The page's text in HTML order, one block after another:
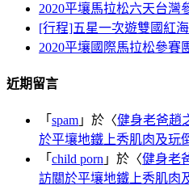
2020平壤馬拉松六天台灣
[行程]五星一次遊雙國紅
2020平壤國際馬拉松參賽
近期留言
「 spam 」於〈健身老爸趙
於平壤地鐵上秀肌肉及玩
「 child porn 」於〈健身老
訪關於平壤地鐵上秀肌肉